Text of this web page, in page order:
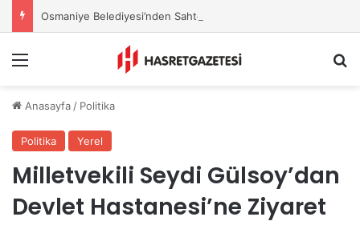
Osmaniye Belediyesi’nden Sahte Aramalara Kritik Uyarı
Anasayfa / Politika
Politika Yerel
Milletvekili Seydi Gülsoy’dan
Devlet Hastanesi’ne Ziyaret